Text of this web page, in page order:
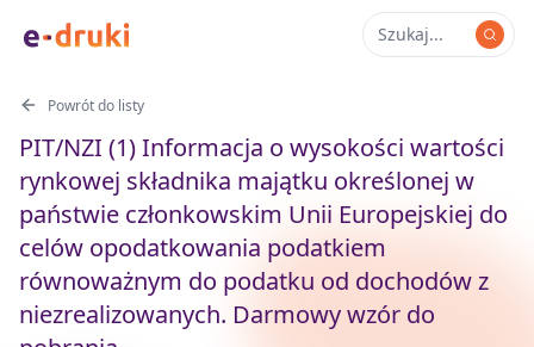
Powrót do listy
PIT/NZI (1) Informacja o wysokości wartości
rynkowej składnika majątku określonej w
państwie członkowskim Unii Europejskiej do
celów opodatkowania podatkiem
równoważnym do podatku od dochodów z
niezrealizowanych. Darmowy wzór do